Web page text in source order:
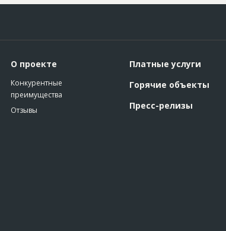
О проекте
Конкурентные
преимущества
Отзывы
Платные услуги
Горячие объекты
Пресс-релизы